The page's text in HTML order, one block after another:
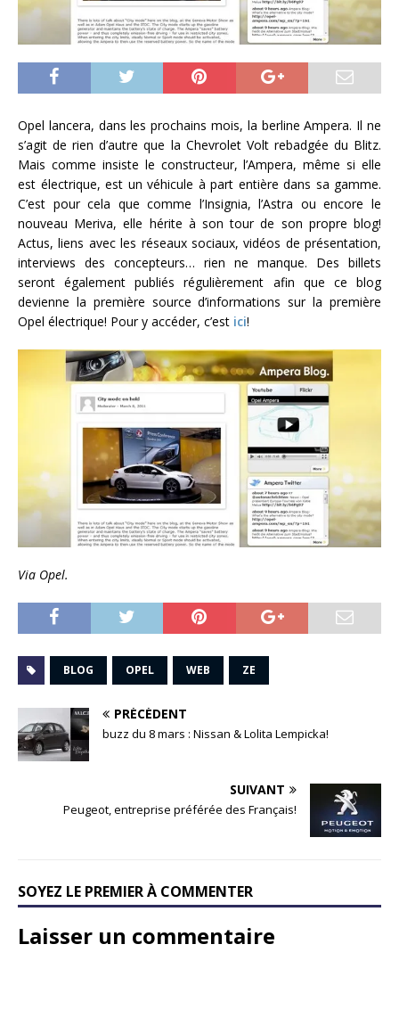
Opel lancera, dans les prochains mois, la berline Ampera. Il ne
s’agit de rien d’autre que la Chevrolet Volt rebadgée du Blitz.
Mais comme insiste le constructeur, l’Ampera, même si elle
est électrique, est un véhicule à part entière dans sa gamme.
C’est pour cela que comme l’Insignia, l’Astra ou encore le
nouveau Meriva, elle hérite à son tour de son propre blog!
Actus, liens avec les réseaux sociaux, vidéos de présentation,
interviews des concepteurs… rien ne manque. Des billets
seront également publiés régulièrement afin que ce blog
devienne la première source d’informations sur la première
Opel électrique! Pour y accéder, c’est ici!
Via Opel.
BLOG OPEL WEB ZE
PRÉCÉDENT
buzz du 8 mars : Nissan & Lolita Lempicka!
SUIVANT
Peugeot, entreprise préférée des Français!
SOYEZ LE PREMIER À COMMENTER
Laisser un commentaire